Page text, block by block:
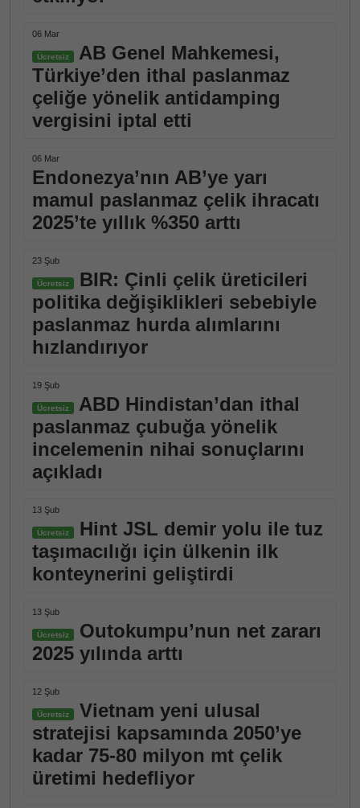
06 Mar
Ücretsiz
AB Genel Mahkemesi,
Türkiye’den ithal paslanmaz
çeliğe yönelik antidamping
vergisini iptal etti
06 Mar
Endonezya’nın AB’ye yarı
mamul paslanmaz çelik ihracatı
2025’te yıllık %350 arttı
23 Şub
Ücretsiz
BIR: Çinli çelik üreticileri
politika değişiklikleri sebebiyle
paslanmaz hurda alımlarını
hızlandırıyor
19 Şub
Ücretsiz
ABD Hindistan’dan ithal
paslanmaz çubuğa yönelik
incelemenin nihai sonuçlarını
açıkladı
13 Şub
Ücretsiz
Hint JSL demir yolu ile tuz
taşımacılığı için ülkenin ilk
konteynerini geliştirdi
13 Şub
Ücretsiz
Outokumpu’nun net zararı
2025 yılında arttı
12 Şub
Ücretsiz
Vietnam yeni ulusal
stratejisi kapsamında 2050’ye
kadar 75-80 milyon mt çelik
üretimi hedefliyor